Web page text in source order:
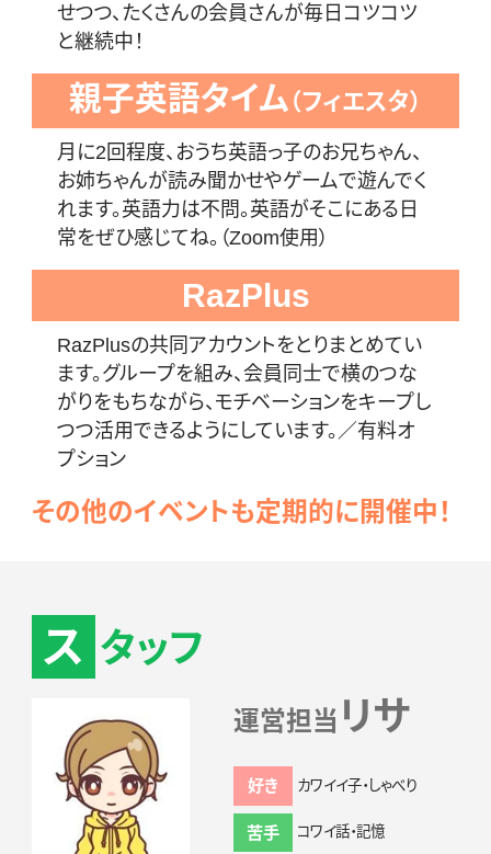
せつつ、たくさんの会員さんが毎日コツコツ
と継続中！
親子英語タイム （フィエスタ）
月に2回程度、おうち英語っ子のお兄ちゃん、
お姉ちゃんが読み聞かせやゲームで遊んでく
れます。英語力は不問。英語がそこにある日
常をぜひ感じてね。（Zoom使用）
RazPlus
RazPlusの共同アカウントをとりまとめてい
ます。グループを組み、会員同士で横のつな
がりをもちながら、モチベーションをキープし
つつ活用できるようにしています。／有料オ
プション
その他のイベントも定期的に開催中！
ス タッフ
運営担当 リサ
好き カワイイ子・しゃべり
苦手 コワイ話・記憶